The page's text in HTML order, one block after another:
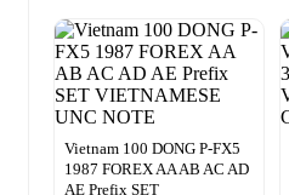
Vietnam 100 DONG P-FX5
1987 FOREX AA AB AC AD
AE Prefix SET